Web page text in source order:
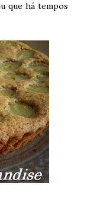
que há tempos